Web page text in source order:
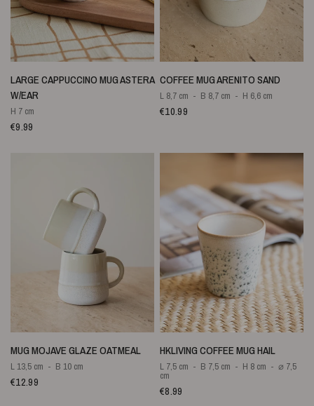
SNELLE WEERGAVE
LARGE CAPPUCCINO MUG ASTERA
W/EAR
H 7 cm
€9.99
SNELLE WEERGAVE
COFFEE MUG ARENITO SAND
L 8,7 cm B 8,7 cm H 6,6 cm
€10.99
SNELLE WEERGAVE
MUG MOJAVE GLAZE OATMEAL
L 13,5 cm B 10 cm
€12.99
SNELLE WEERGAVE
HKLIVING COFFEE MUG HAIL
L 7,5 cm B 7,5 cm H 8 cm ⌀ 7,5
cm
€8.99